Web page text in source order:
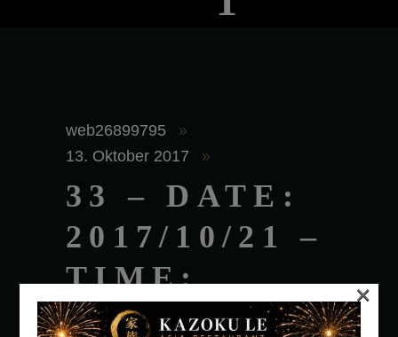
web26899795
13. Oktober 2017
33 – DATE:
2017/10/21 –
TIME:
1:00AM –
×